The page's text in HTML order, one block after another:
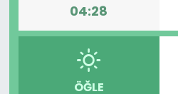
04:28
ÖĞLE
Moda
Nöbetçi Eczaneler